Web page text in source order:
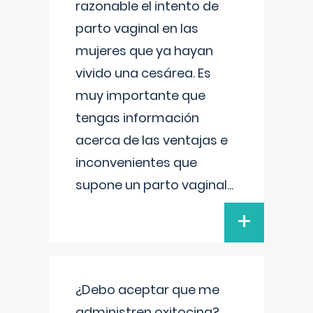
razonable el intento de
parto vaginal en las
mujeres que ya hayan
vivido una cesárea. Es
muy importante que
tengas información
acerca de las ventajas e
inconvenientes que
supone un parto vaginal...
+
¿Debo aceptar que me